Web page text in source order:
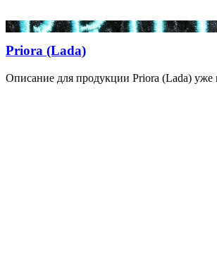
Priora (Lada)
Описание для продукции Priora (Lada) уже